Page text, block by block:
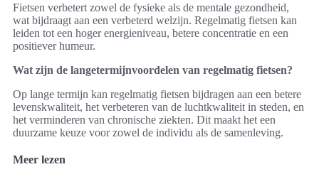
Fietsen verbetert zowel de fysieke als de mentale gezondheid,
wat bijdraagt aan een verbeterd welzijn. Regelmatig fietsen kan
leiden tot een hoger energieniveau, betere concentratie en een
positiever humeur.
Wat zijn de langetermijnvoordelen van regelmatig fietsen?
Op lange termijn kan regelmatig fietsen bijdragen aan een betere
levenskwaliteit, het verbeteren van de luchtkwaliteit in steden, en
het verminderen van chronische ziekten. Dit maakt het een
duurzame keuze voor zowel de individu als de samenleving.
Meer lezen